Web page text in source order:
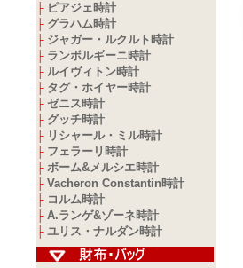
├ ピアジェ時計
├ グラハム時計
├ ジャガー・ルクルト時計
├ ランボルギーニ時計
├ ルイヴィトン時計
├ タグ・ホイヤー時計
├ ゼニス時計
├ グッチ時計
├ リシャール・ミル時計
├ フェラーリ時計
├ ボーム&メルシエ時計
├ Vacheron Constantin時計
├ コルム時計
├ A.ランゲ&ゾーネ時計
├ ユリス・ナルダン時計